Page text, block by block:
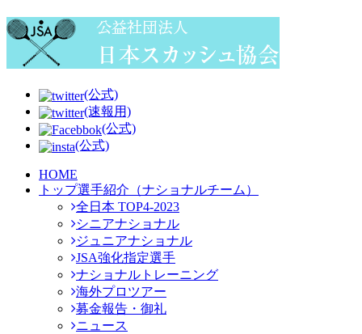
(公式)
(速報用)
(公式)
(公式)
HOME
トップ選手紹介（ナショナルチーム）
全日本 TOP4-2023
シニアナショナル
ジュニアナショナル
JSA強化指定選手
ナショナルトレーニング
海外プロツアー
募金報告・御礼
ニュース